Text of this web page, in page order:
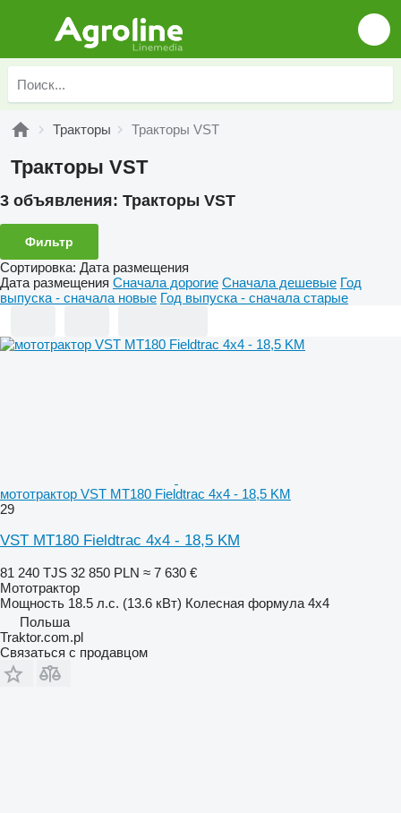
Тракторы Тракторы VST
Тракторы VST
3 объявления: Тракторы VST
Фильтр
Сортировка: Дата размещения
Дата размещения Сначала дорогие Сначала дешевые Год
выпуска - сначала новые Год выпуска - сначала старые
мототрактор VST MT180 Fieldtrac 4x4 - 18,5 KM
29
VST MT180 Fieldtrac 4x4 - 18,5 KM
81 240 TJS 32 850 PLN ≈ 7 630 €
Мототрактор
Мощность 18.5 л.с. (13.6 кВт) Колесная формула 4x4
Польша
Traktor.com.pl
Связаться с продавцом